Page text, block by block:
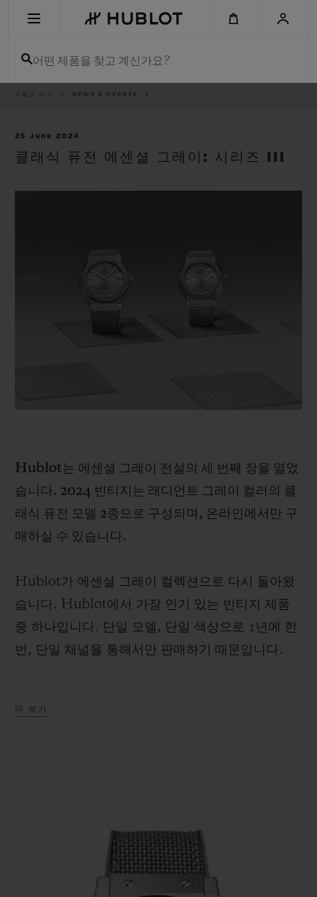
어떤 제품을 찾고 계신가요?
NEWS & EVENTS ..
25 June 2024
클래식 퓨전 에센셜 그레이: 시리즈 III
Hublot는 에센셜 그레이 전설의 세 번째 장을 열었
습니다. 2024 빈티지는 래디언트 그레이 컬러의 클
래식 퓨전 모델 2종으로 구성되며, 온라인에서만 구
매하실 수 있습니다.
Hublot가 에센셜 그레이 컬렉션으로 다시 돌아왔
습니다. Hublot에서 가장 인기 있는 빈티지 제품
중 하나입니다. 단일 모델, 단일 색상으로 1년에 한
번, 단일 채널을 통해서만 판매하기 때문입니다.
Hublot의 한 해를 상징하는 랜드마크가 되었습니
니코 에센셜 그레이를 먼저 구입한 후 스피릿 오브
빅뱅 에센셜 그레이를 구입하고, 이제 새로운 클래
식 퓨전 에센셜 그레이까지 구매하기를 고대하고
더 보기
신제품
휴블로티스타 및 연장 보증
예상 배송일
안전한 결제
기프트 파우치
부티크 검색